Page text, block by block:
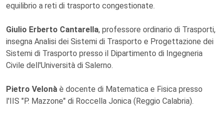
equilibrio a reti di trasporto congestionate.
Giulio Erberto Cantarella, professore ordinario di Trasporti,
insegna Analisi dei Sistemi di Trasporto e Progettazione dei
Sistemi di Trasporto presso il Dipartimento di Ingegneria
Civile dell'Università di Salerno.
Pietro Velonà è docente di Matematica e Fisica presso
l'IIS "P. Mazzone" di Roccella Jonica (Reggio Calabria).